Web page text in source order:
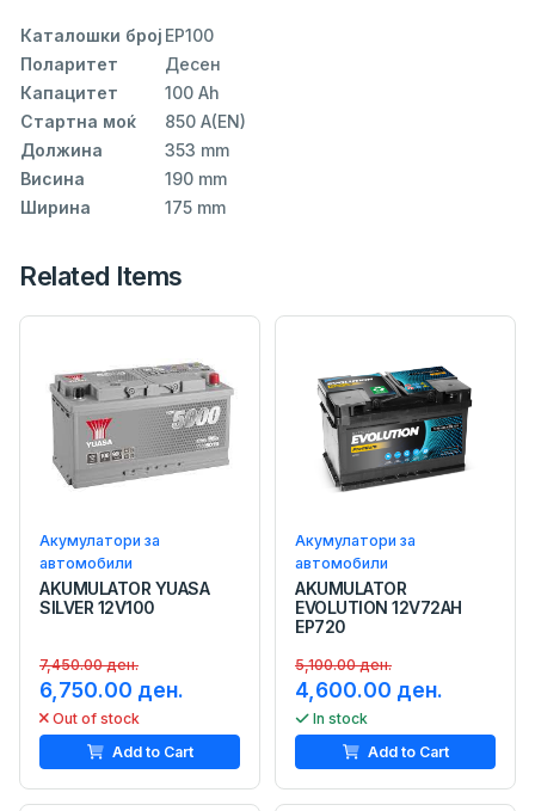
Каталошки број EP100
Поларитет
Десен
Капацитет
100 Ah
Стартна моќ
850 A(EN)
Должина
353 mm
Висина
190 mm
Ширина
175 mm
Related Items
Акумулатори за
автомобили
AKUMULATOR YUASA
SILVER 12V100
7,450.00 ден.
6,750.00 ден.
Out of stock
Add to Cart
Акумулатори за
автомобили
AKUMULATOR
EVOLUTION 12V72AH
EP720
5,100.00 ден.
4,600.00 ден.
In stock
Add to Cart